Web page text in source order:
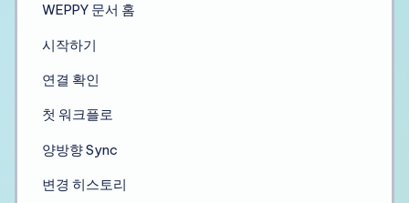
WEPPY 문서 홈
시작하기
연결 확인
첫 워크플로
양방향 Sync
변경 히스토리